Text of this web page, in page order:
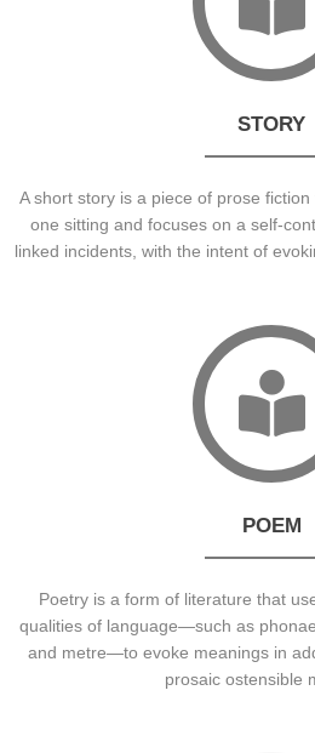
STORY
A short story is a piece of prose
one sitting and focuses on a self-
linked incidents, with the intent of
POEM
Poetry is a form of literature that
qualities of language—such as
and metre—to evoke meanings in
prosaic ostensible